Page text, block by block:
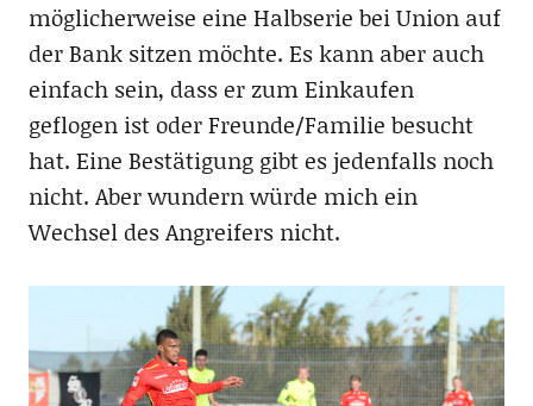
möglicherweise eine Halbserie bei Union auf
der Bank sitzen möchte. Es kann aber auch
einfach sein, dass er zum Einkaufen
geflogen ist oder Freunde/Familie besucht
hat. Eine Bestätigung gibt es jedenfalls noch
nicht. Aber wundern würde mich ein
Wechsel des Angreifers nicht.